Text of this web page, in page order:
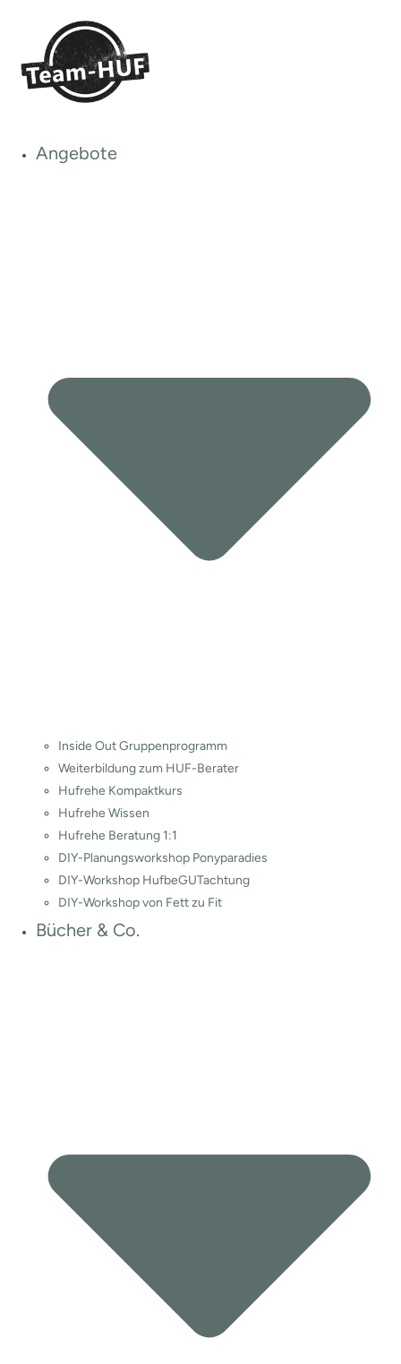
Angebote
Inside Out Gruppenprogramm
Weiterbildung zum HUF-Berater
Hufrehe Kompaktkurs
Hufrehe Wissen
Hufrehe Beratung 1:1
DIY-Planungsworkshop Ponyparadies
DIY-Workshop HufbeGUTachtung
DIY-Workshop von Fett zu Fit
Bücher & Co.